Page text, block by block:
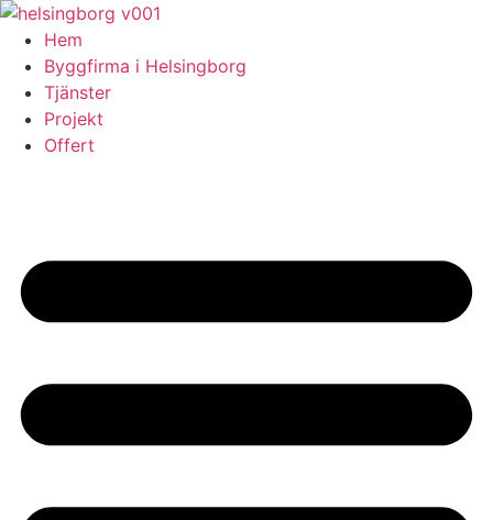
Skip
content
Hem
Byggfirma i Helsingborg
Tjänster
Projekt
Offert